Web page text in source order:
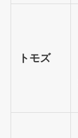
トモズ